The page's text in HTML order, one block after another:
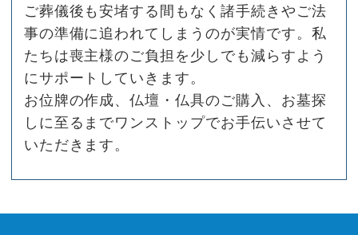
ご葬儀後も安堵する間もなく諸手続きやご法
事の準備に追われてしまうのが実情です。私
たちは喪主様のご負担を少しでも減らすよう
にサポートしていきます。
お位牌の作成、仏壇・仏具のご購入、お墓探
しに至るまでワンストップでお手伝いさせて
いただきます。